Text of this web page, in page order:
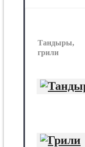
Тандыры,
грили